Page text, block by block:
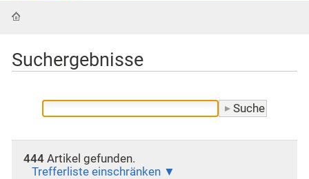
Suchergebnisse
444Artikel gefunden.
Trefferliste einschränken